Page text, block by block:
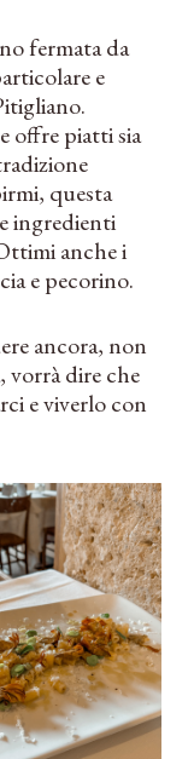
fermata da
e
offre piatti sia
questa
ingredienti
anche i
e pecorino.
ancora, non
vorrà dire che
e viverlo con